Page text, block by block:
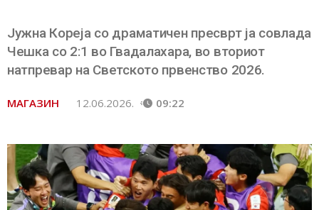
Јужна Кореја со драматичен пресврт ја совлада
Чешка со 2:1 во Гвадалахара, во вториот
натпревар на Светското првенство 2026.
МАГАЗИН 12.06.2026. 09:22